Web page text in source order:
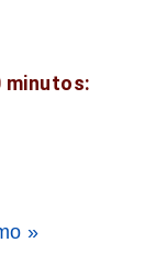
minutos:
»